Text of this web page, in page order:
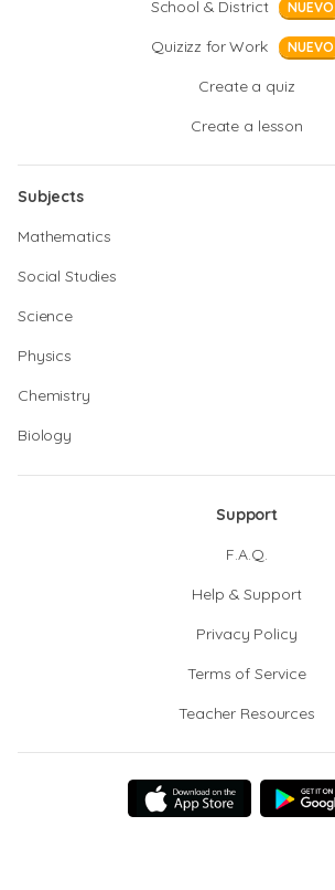
School & District
NUEVO
Quizizz for Work NUEVO
Create a quiz
Create a lesson
Subjects
Mathematics
Social Studies
Science
Physics
Chemistry
Biology
Support
F.A.Q.
Help & Support
Privacy Policy
Terms of Service
Teacher Resources